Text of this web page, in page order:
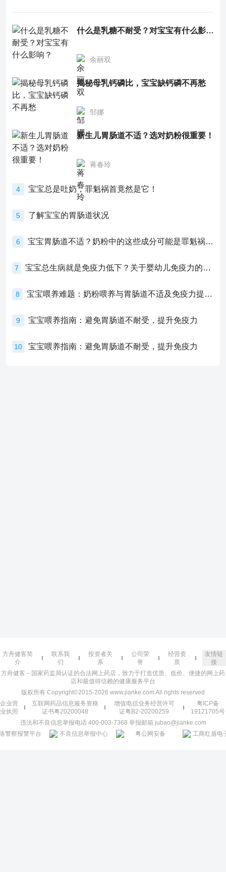
什么是乳糖不耐受？对宝宝有什么影响？
余丽双
揭秘母乳钙磷比，宝宝缺钙磷不再愁
邹娜
新生儿胃肠道不适？选对奶粉很重要！
蒋春玲
4 宝宝总是吐奶，罪魁祸首竟然是它！
5 了解宝宝的胃肠道状况
6 宝宝胃肠道不适？奶粉中的这些成分可能是罪魁祸首！
7 宝宝总生病就是免疫力低下？关于婴幼儿免疫力的真相，家长必须了解！
8 宝宝喂养难题：奶粉喂养与胃肠道不适及免疫力提升的奥秘
9 宝宝喂养指南：避免胃肠道不耐受，提升免疫力
10 宝宝喂养指南：避免胃肠道不耐受，提升免疫力
方舟健客简
介
联系我
们
投资者关
系
公司荣
誉
经营资
质
友情链
接
方舟健客－国家药监局认证的合法网上药店，致力于打造优质、低价、便捷的网上药
店和最值得信赖的健康服务平台
版权所有 Copyright©2015-2026 www.jianke.com All rights reserved
企业营
业执照
互联网药品信息服务资格
证书粤20200048
增值电信业务经营许可
证粤B2-20200259
粤ICP备
19121705号
违法和不良信息举报电话 400-003-7368 举报邮箱 jubao@jianke.com